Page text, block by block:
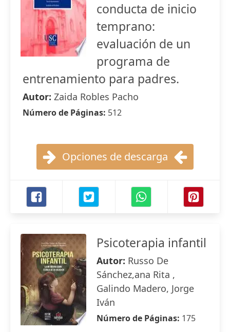
conducta de inicio
temprano:
evaluación de un
programa de
entrenamiento para padres.
Autor: Zaida Robles Pacho
Número de Páginas: 512
Opciones de descarga
Psicoterapia infantil
Autor: Russo De
Sánchez,ana Rita ,
Galindo Madero, Jorge
Iván
Número de Páginas: 175